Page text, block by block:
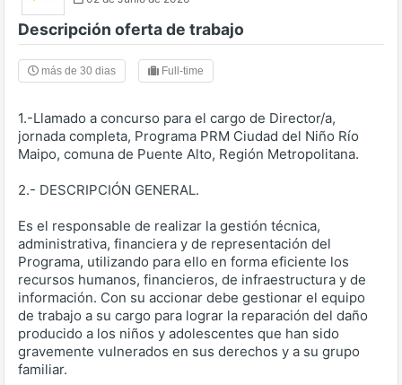
Descripción oferta de trabajo
más de 30 dias Full-time
1.-Llamado a concurso para el cargo de Director/a,
jornada completa, Programa PRM Ciudad del Niño Río
Maipo, comuna de Puente Alto, Región Metropolitana.
2.- DESCRIPCIÓN GENERAL.
Es el responsable de realizar la gestión técnica,
administrativa, financiera y de representación del
Programa, utilizando para ello en forma eficiente los
recursos humanos, financieros, de infraestructura y de
información. Con su accionar debe gestionar el equipo
de trabajo a su cargo para lograr la reparación del daño
producido a los niños y adolescentes que han sido
gravemente vulnerados en sus derechos y a su grupo
familiar.